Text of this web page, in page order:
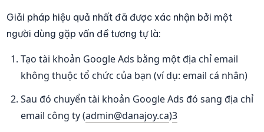
Giải pháp hiệu quả nhất đã được xác nhận bởi một
người dùng gặp vấn đề tương tự là:
Tạo tài khoản Google Ads bằng một địa chỉ email
không thuộc tổ chức của bạn (ví dụ: email cá nhân)
Sau đó chuyển tài khoản Google Ads đó sang địa chỉ
email công ty (admin@danajoy.ca)3